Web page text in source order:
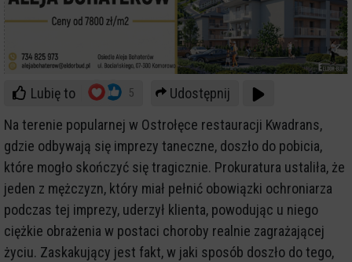
Lubię to 5
Udostępnij
Na terenie popularnej w Ostrołęce restauracji Kwadrans,
gdzie odbywają się imprezy taneczne, doszło do pobicia,
które mogło skończyć się tragicznie. Prokuratura ustaliła, że
jeden z mężczyzn, który miał pełnić obowiązki ochroniarza
podczas tej imprezy, uderzył klienta, powodując u niego
ciężkie obrażenia w postaci choroby realnie zagrażającej
życiu. Zaskakujący jest fakt, w jaki sposób doszło do tego,